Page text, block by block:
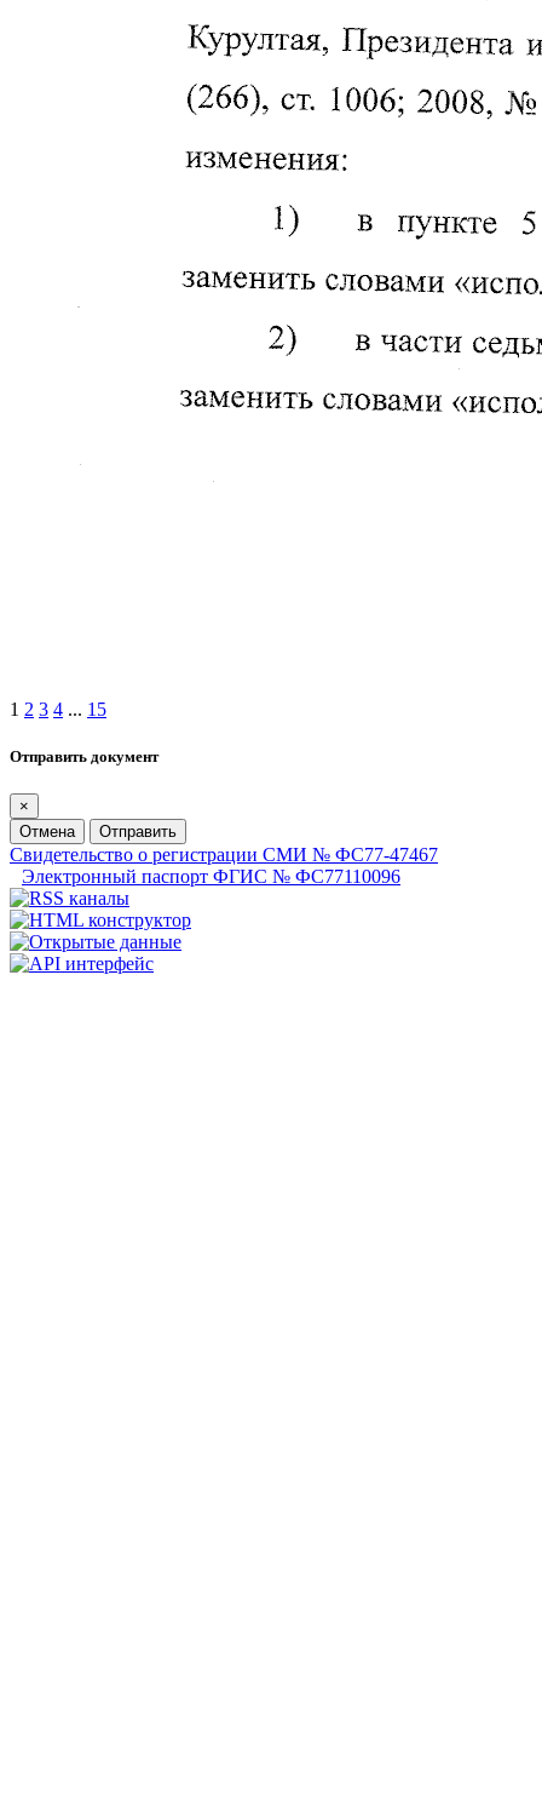
1 2 3 4 ... 15
Отправить документ
×
Отмена
Отправить
Свидетельство о регистрации СМИ № ФС77-47467
Электронный паспорт ФГИС № ФС77110096